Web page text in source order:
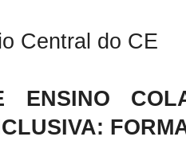
Central do CE
ENSINO